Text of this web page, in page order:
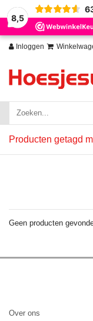
8,5
Inloggen
Producten getagd
Geen producten
Over ons
Wij slaan cookies op om